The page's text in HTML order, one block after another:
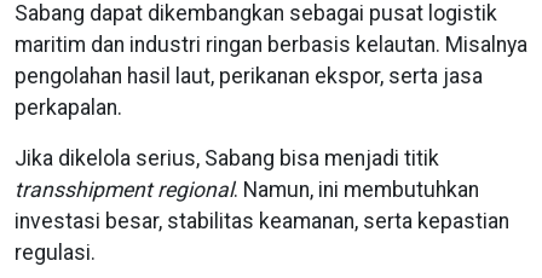
Sabang dapat dikembangkan sebagai pusat logistik
maritim dan industri ringan berbasis kelautan. Misalnya
pengolahan hasil laut, perikanan ekspor, serta jasa
perkapalan.
Jika dikelola serius, Sabang bisa menjadi titik
transshipment regional. Namun, ini membutuhkan
investasi besar, stabilitas keamanan, serta kepastian
regulasi.